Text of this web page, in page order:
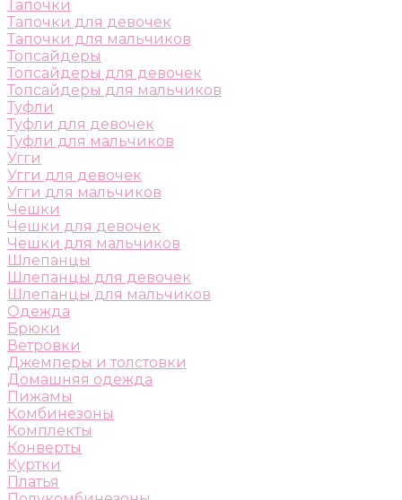
Тапочки
Тапочки для девочек
Тапочки для мальчиков
Топсайдеры
Топсайдеры для девочек
Топсайдеры для мальчиков
Туфли
Туфли для девочек
Туфли для мальчиков
Угги
Угги для девочек
Угги для мальчиков
Чешки
Чешки для девочек
Чешки для мальчиков
Шлепанцы
Шлепанцы для девочек
Шлепанцы для мальчиков
Одежда
Брюки
Ветровки
Джемперы и толстовки
Домашняя одежда
Пижамы
Комбинезоны
Комплекты
Конверты
Куртки
Платья